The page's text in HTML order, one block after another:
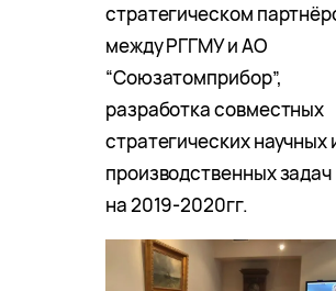
стратегическом
между РГГМУ и АО
“Союзатомприбор”,
разработка совместных
стратегических научных
производственных задач
на 2019-2020гг.